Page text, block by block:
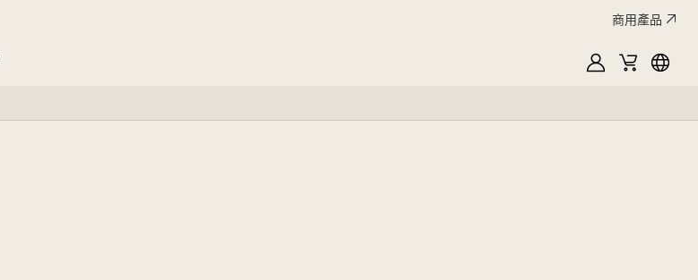
商用產品
MyLG購